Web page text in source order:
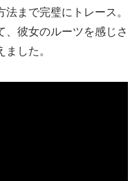
まで完璧にトレース。
、彼女のルーツを感じさ
した。